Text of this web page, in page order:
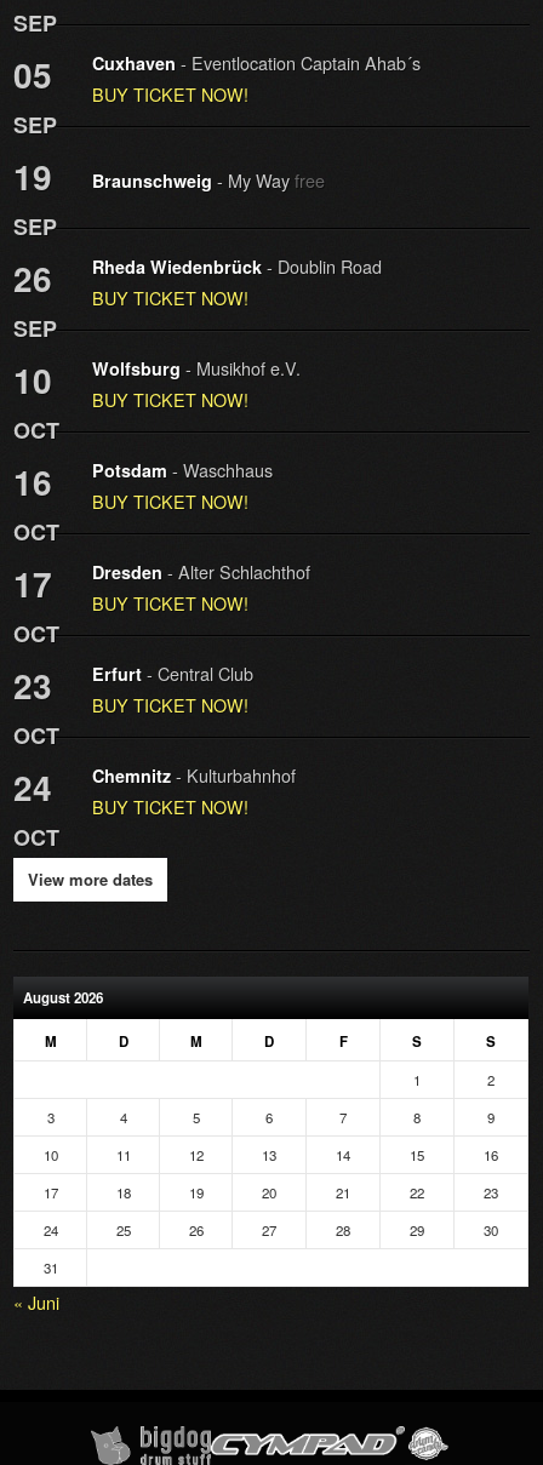
SEP
05
SEP
Cuxhaven - Eventlocation Captain Ahab´s
BUY TICKET NOW!
19
SEP
Braunschweig - My Wayfree
26
SEP
Rheda Wiedenbrück - Doublin Road
BUY TICKET NOW!
10
OCT
Wolfsburg - Musikhof e.V.
BUY TICKET NOW!
16
OCT
Potsdam - Waschhaus
BUY TICKET NOW!
17
OCT
Dresden - Alter Schlachthof
BUY TICKET NOW!
23
OCT
Erfurt - Central Club
BUY TICKET NOW!
24
OCT
Chemnitz - Kulturbahnhof
BUY TICKET NOW!
View more dates
August 2026
M D M D F S S
1
2
3
4 5 6 7 8
9
10
11 12 13 14 15
16
17
18 19 20 21 22
23
24
25 26 27 28 29
30
31
« Juni